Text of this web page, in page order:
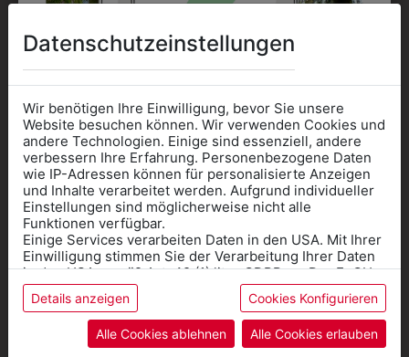
1TW503701
STRICKWESTE MIT
€ 59,90
1TW504501
DAMENPULLOVER
SCHULLOGO
€ 57,90
Datenschutzeinstellungen
Wir benötigen Ihre Einwilligung, bevor Sie unsere
Website besuchen können. Wir verwenden Cookies und
andere Technologien. Einige sind essenziell, andere
verbessern Ihre Erfahrung. Personenbezogene Daten
wie IP-Adressen können für personalisierte Anzeigen
und Inhalte verarbeitet werden. Aufgrund individueller
Einstellungen sind möglicherweise nicht alle
Funktionen verfügbar.
Einige Services verarbeiten Daten in den USA. Mit Ihrer
Einwilligung stimmen Sie der Verarbeitung Ihrer Daten
in den USA gemäß Art. 49 (1) lit. a GDPR zu. Der EuGH
stuft die USA als Land mit unzureichendem Datenschutz
ein, und es besteht das Risiko, dass US-Behörden
Daten ohne Klagemöglichkeit für Europäer überwachen.
Details anzeigen Cookies Konfigurieren
Alle Cookies ablehnen Alle Cookies erlauben
Informationen wenn Sie
Kleidung
für die SCHULE
benötigen
Online Shop: Klick auf SCHULE in der
Kategorie und die richtige Schule auswählen.
AnprobeVorort im Geschäft: Termin buchen